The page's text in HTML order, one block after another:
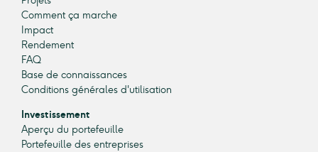
Comment ça marche
Impact
Rendement
FAQ
Base de connaissances
Conditions générales d'utilisation
Investissement
Aperçu du portefeuille
Portefeuille des entreprises